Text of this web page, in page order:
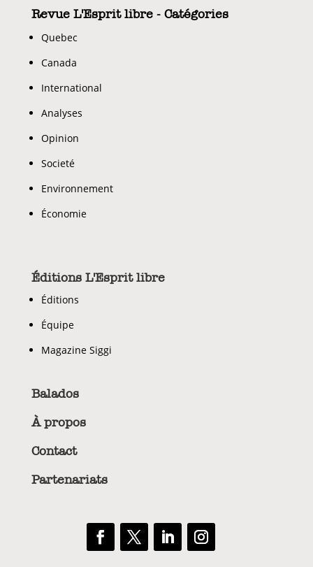
Revue L'Esprit libre - Catégories
Quebec
Canada
International
Analyses
Opinion
Societé
Environnement
Économie
Éditions L'Esprit libre
Éditions
Équipe
Magazine Siggi
Balados
À propos
Contact
Partenariats